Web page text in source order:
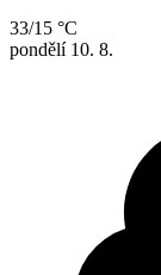
33/15 °C
pondělí 10. 8.